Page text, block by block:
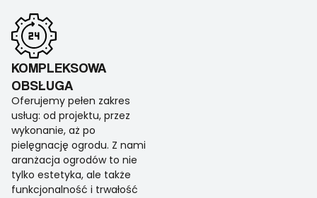
KOMPLEKSOWA
OBSŁUGA
Oferujemy pełen zakres
usług: od projektu, przez
wykonanie, aż po
pielęgnację ogrodu. Z nami
aranżacja ogrodów to nie
tylko estetyka, ale także
funkcjonalność i trwałość